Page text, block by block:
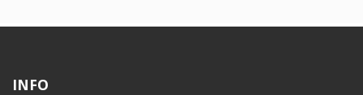
INFO